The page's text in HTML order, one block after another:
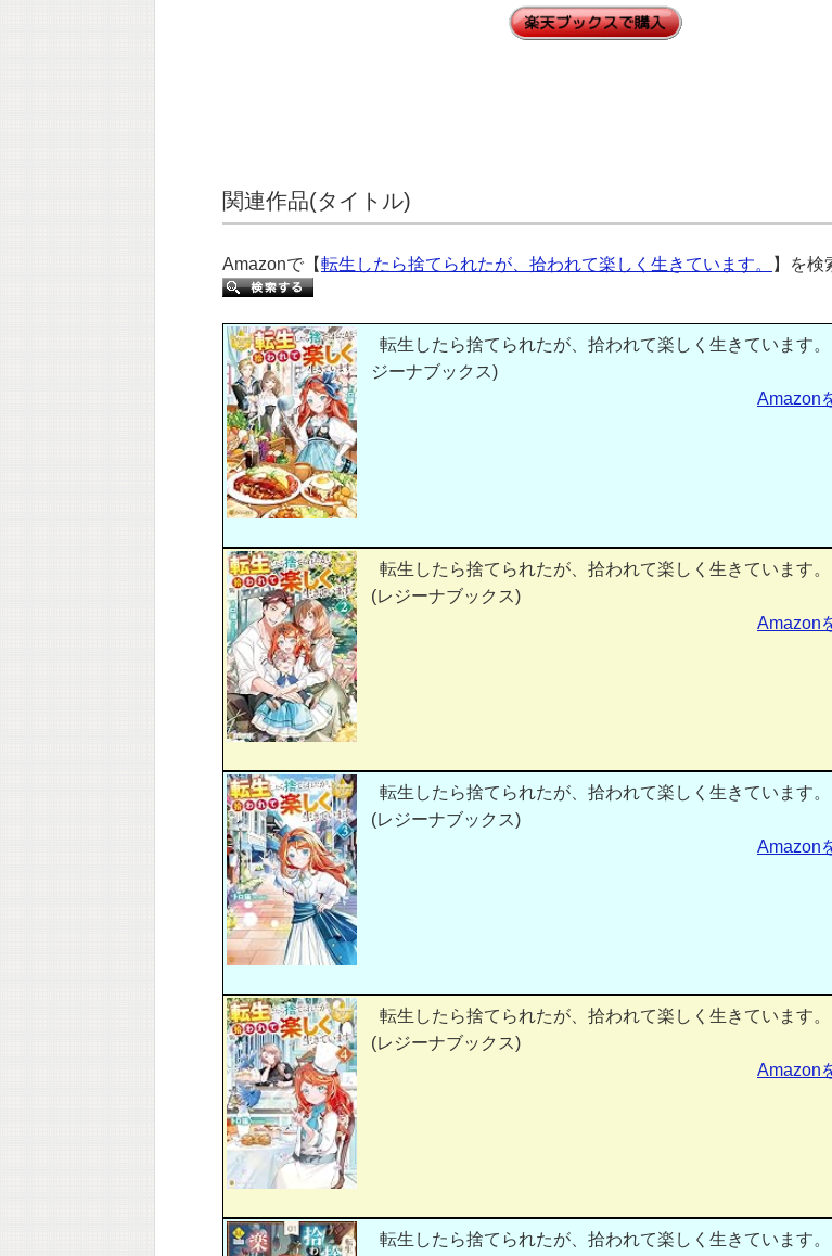
関連作品(タイトル)
Amazonで【転生したら捨てられたが、拾われて楽しく生きています。 】を
転生したら捨てられたが、拾われて楽しく生きています。
ジーナブックス)
Amazon
転生したら捨てられたが、拾われて楽しく生きています。
(レジーナブックス)
Amazon
転生したら捨てられたが、拾われて楽しく生きています。
(レジーナブックス)
Amazon
転生したら捨てられたが、拾われて楽しく生きています。
(レジーナブックス)
Amazon
転生したら捨てられたが、拾われて楽しく生きています。